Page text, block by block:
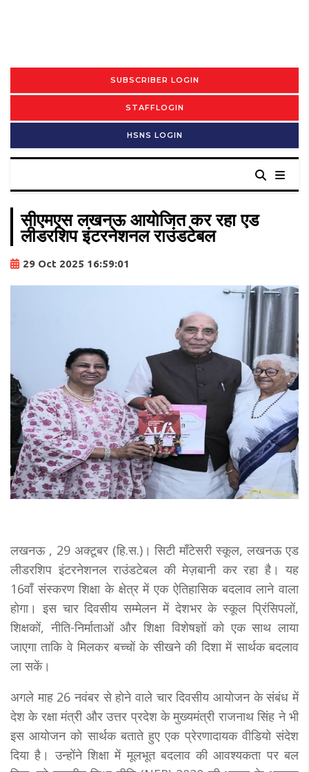
SUBSCRIBER LOGIN
STAFFLOGIN
HSNS LOGIN
सीएमएस लखनऊ आयाेजित कर रहा एड
लीडरशिप इंटरनेशनल राउंडटेबल
29 Oct 2025 16:59:01
लखनऊ , 29 अक्टूबर (हि.स.)। सिटी मॉंटेसरी स्कूल, लखनऊ एड
लीडरशिप इंटरनेशनल राउंडटेबल की मेज़बानी कर रहा है। यह
16वाँ संस्करण शिक्षा के क्षेत्र में एक ऐतिहासिक बदलाव लाने वाला
हाेगा। इस चार दिवसीय सम्मेलन में देशभर के स्कूल प्रिंसिपलों,
शिक्षकों, नीति-निर्माताओं और शिक्षा विशेषज्ञों को एक साथ लाया
जाएगा ताकि वे मिलकर बच्चाें के सीखने की दिशा में सार्थक बदलाव
ला सकें।
अगले माह 26 नवंबर से हाेने वाले चार दिवसीय आयाेजन के संबंध में
देश के रक्षा मंत्री और उत्तर प्रदेश के मुख्यमंत्री राजनाथ सिंह ने भी
इस आयाेजन काे सार्थक बताते हुए एक प्रेरणादायक वीडियो संदेश
दिया है। उन्होंने शिक्षा में मूलभूत बदलाव की आवश्यकता पर बल